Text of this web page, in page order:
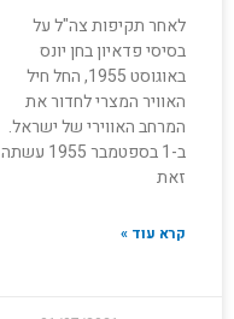
לאחר תקיפות צה"ל על
בסיסי פדאיון בחן יונס
באוגוסט 1955, החל חיל
האוויר המצרי לחדור את
המרחב האווירי של ישראל.
ב-1 בספטמבר 1955 עשתה
זאת
קרא עוד »